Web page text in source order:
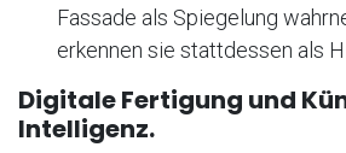
Fassade als Spiegelung
erkennen sie stattdessen als
Digitale Fertigung und
Intelligenz.